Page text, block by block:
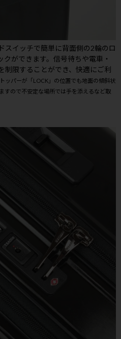
イッチで簡単に背面側の2輪のロ
ができます。信号待ちや電車・
制限することができ、快適にご利
ッパーが「LOCK」の位置でも地面の傾斜状
すので不安定な場所では手を添えるなど取